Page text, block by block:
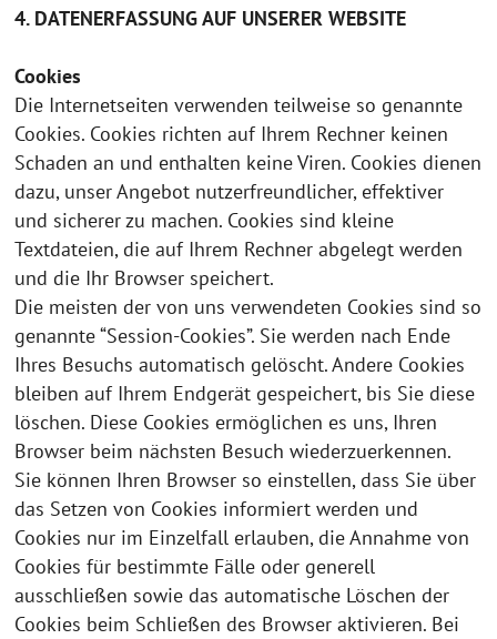
4. DATENERFASSUNG AUF UNSERER WEBSITE
Cookies
Die Internetseiten verwenden teilweise so genannte
Cookies. Cookies richten auf Ihrem Rechner keinen
Schaden an und enthalten keine Viren. Cookies dienen
dazu, unser Angebot nutzerfreundlicher, effektiver
und sicherer zu machen. Cookies sind kleine
Textdateien, die auf Ihrem Rechner abgelegt werden
und die Ihr Browser speichert.
Die meisten der von uns verwendeten Cookies sind so
genannte “Session-Cookies”. Sie werden nach Ende
Ihres Besuchs automatisch gelöscht. Andere Cookies
bleiben auf Ihrem Endgerät gespeichert, bis Sie diese
löschen. Diese Cookies ermöglichen es uns, Ihren
Browser beim nächsten Besuch wiederzuerkennen.
Sie können Ihren Browser so einstellen, dass Sie über
das Setzen von Cookies informiert werden und
Cookies nur im Einzelfall erlauben, die Annahme von
Cookies für bestimmte Fälle oder generell
ausschließen sowie das automatische Löschen der
Cookies beim Schließen des Browser aktivieren. Bei